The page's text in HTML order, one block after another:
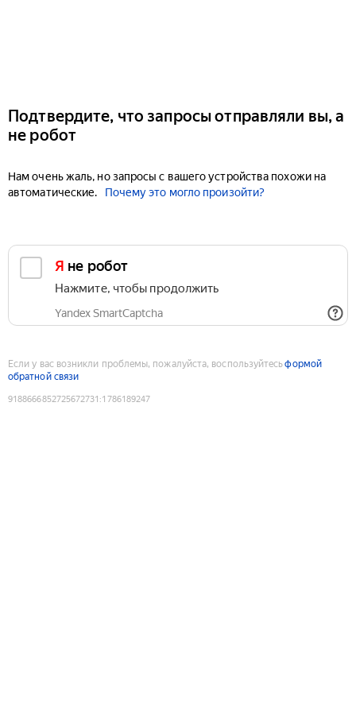
Подтвердите, что запросы отправляли вы, а
не робот
Нам очень жаль, но запросы с вашего устройства похожи на
автоматические.
Почему это могло произойти?
Я не робот
Нажмите, чтобы продолжить
Yandex SmartCaptcha
Если у вас возникли проблемы, пожалуйста, воспользуйтесьформой
обратной связи
9188666852725672731 :1786189247